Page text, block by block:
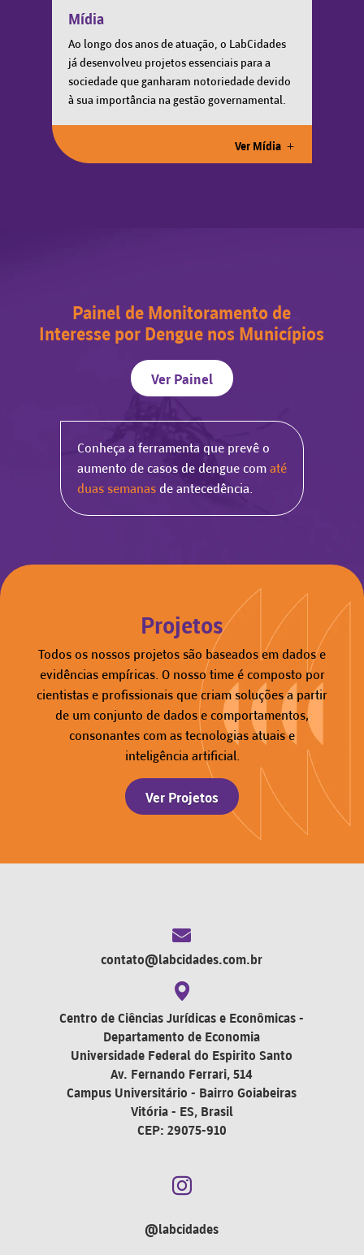
Mídia
Ao longo dos anos de atuação, o LabCidades
já desenvolveu projetos essenciais para a
sociedade que ganharam notoriedade devido
à sua importância na gestão governamental.
Ver Mídia
Painel de Monitoramento de
Interesse por Dengue nos Municípios
Ver Painel
Conheça a ferramenta que prevê o
aumento de casos de dengue comaté
duas semanasde antecedência.
Projetos
Todos os nossos projetos são baseados em dados e
evidências empíricas. O nosso time é composto por
cientistas e profissionais que criam soluções a partir
de um conjunto de dados e comportamentos,
consonantes com as tecnologias atuais e
inteligência artificial.
Ver Projetos
contato@labcidades.com.br
Centro de Ciências Jurídicas e Econômicas -
Departamento de Economia
Universidade Federal do Espirito Santo
Av. Fernando Ferrari, 514
Campus Universitário - Bairro Goiabeiras
Vitória - ES, Brasil
CEP: 29075-910

@labcidades